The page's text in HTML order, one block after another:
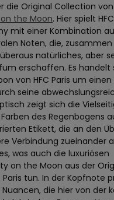
die Original Collection von
the Moon. Hier spielt
mit einer Kombination
Noten, die, zusammen
natürliches, aber
erschaffen. Es handelt
von HFC Paris um
seine
zeigt sich die
des Regenbogens
Etikett, die an den
Verbindung zueinander
was auch die luxuriösen
on the Moon aus der
Paris tun. In der Kopfnote
die hier von der